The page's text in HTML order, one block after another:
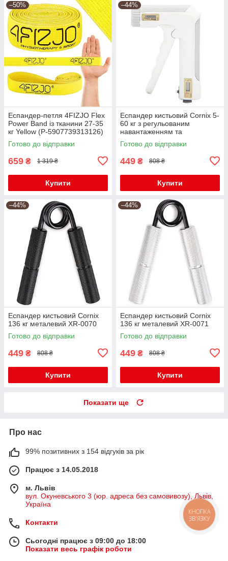
–50%
Еспандер-петля 4FIZJO Flex
Power Band із тканини 27-35
кг Yellow (P-5907739313126)
Готово до відправки
659 ₴ 1 319 ₴
Купити
–44%
Еспандер кистьовий Cornix 5-
60 кг з регульованим
навантаженням та
електронним лічильником
XR-0281 White
Готово до відправки
449 ₴ 808 ₴
Купити
–44%
Еспандер кистьовий Cornix
136 кг металевий XR-0070
Готово до відправки
449 ₴ 808 ₴
Купити
–44%
Еспандер кистьовий Cornix
136 кг металевий XR-0071
Готово до відправки
449 ₴ 808 ₴
Купити
Показати ще
Про нас
99% позитивних з 154 відгуків за рік
Працює з 14.05.2018
м. Львів
вул. Окуневського 3 (юр. адреса без самовивозу), Львів,
Україна
Контакти
Сьогодні працює з 09:00 до 18:00
Показати весь графік роботи
КНОПКА
ЗВ'ЯЗКУ